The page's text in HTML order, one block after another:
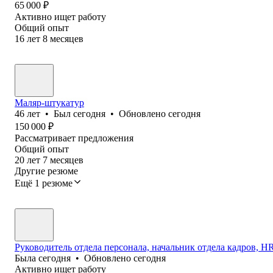
65 000 ₽
Активно ищет работу
Общий опыт
16 лет 8 месяцев
Маляр-штукатур
46 лет • Был сегодня • Обновлено сегодня
150 000 ₽
Рассматривает предложения
Общий опыт
20 лет 7 месяцев
Другие резюме
Ещё 1 резюме
Руководитель отдела персонала, начальник отдела кадров,
Была сегодня • Обновлено сегодня
Активно ищет работу